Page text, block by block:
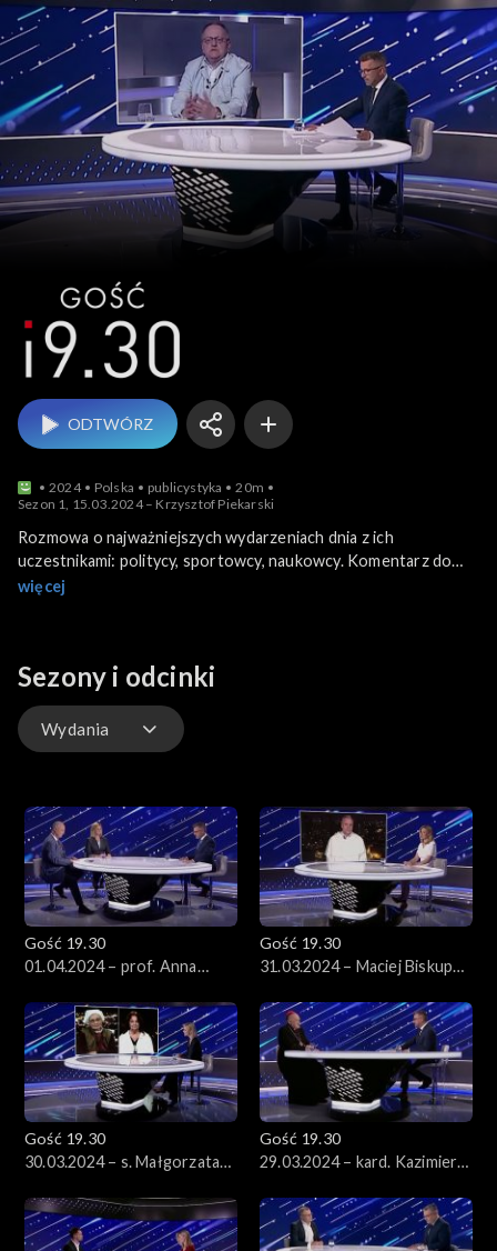
Gość 19.30
ODTWÓRZ
2024 Polska publicystyka
20m
Sezon 1, 15.03.2024 – Krzysztof Piekarski
Rozmowa o najważniejszych wydarzeniach dnia z ich
uczestnikami: politycy, sportowcy, naukowcy. Komentarz do
materiałów przedstawionych tego dnia w programie 19:30.
więcej
Sezony i odcinki
Wydania
Gość 19.30
01.04.2024 – prof. Anna
Konarski
Gość 19.30
31.03.2024 – Maciej Biskup
Gość 19.30
30.03.2024 – s. Małgorzata
Gość 19.30
29.03.2024 – kard. Kazimierz